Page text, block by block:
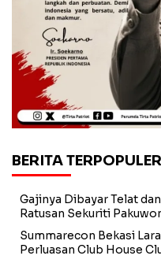
BERITA
Gajinya Dibayar Telat
Ratusan Sekuriti
Summarecon Bekasi
Perluasan Club House